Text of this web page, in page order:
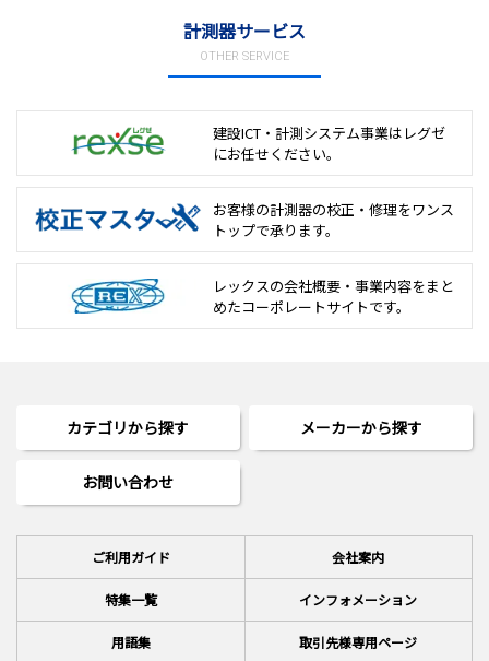
計測器サービス
OTHER SERVICE
建設ICT・計測システム事業は レグゼ
にお任せください。
お客様の計測器の校正・修理をワンス
トップで承ります。
レックスの会社概要・事業内容をまと
めたコーポレートサイトです。
カテゴリから探す メーカーから探す
お問い合わせ
ご利用ガイド 会社案内
特集一覧 インフォメーション
用語集 取引先様専用ページ